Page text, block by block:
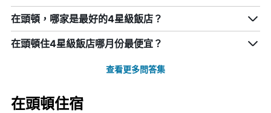
在頭頓，哪家是最好的4星級飯店？
在頭頓住4星級飯店哪月份最便宜？
查看更多問答集
在頭頓​住宿